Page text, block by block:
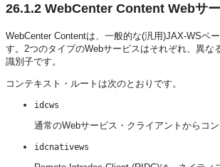
26.1.2 WebCenter Content Webサ
WebCenter Contentは、一般的な(汎用)JAX-WSベ
す。2つのタイプのWebサービスはそれぞれ、異な
識別子です。
コンテキスト・ルートは次のとおりです。
idcws
通常のWebサービス・クライアントからコ
idcnativews